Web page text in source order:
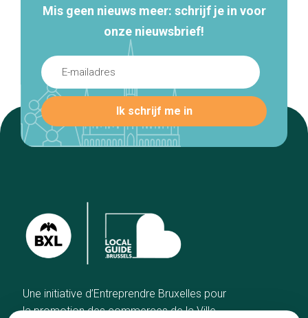
Mis geen nieuws meer: schrijf je in voor
onze nieuwsbrief!
Une initiative d’Entreprendre Bruxelles pour
la promotion des commerces de la Ville